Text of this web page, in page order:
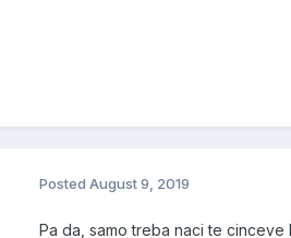
Posted August 9, 2019
Pa da, samo treba naci te